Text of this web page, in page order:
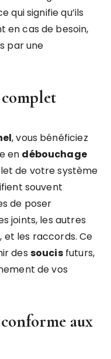
qui signifie qu’ils
en cas de besoin,
par une
, vous bénéficiez
en débouchage
de votre système
souvent
de poser
joints, les autres
, et les raccords. Ce
des soucisfuturs,
de vos
aux